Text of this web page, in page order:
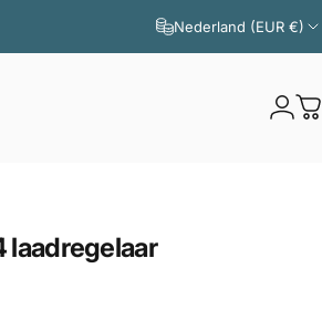
Nederland (EUR €)
laadregelaar